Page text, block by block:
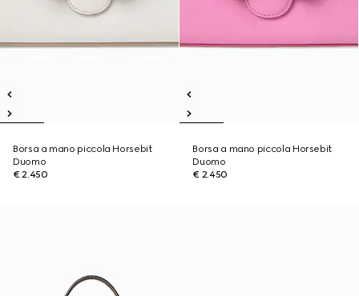
Borsa a mano piccola Horsebit
Duomo
€ 2.450
Borsa a mano piccola Horsebit
Duomo
€ 2.450